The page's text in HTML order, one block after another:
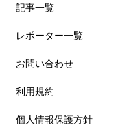
記事一覧
レポーター一覧
お問い合わせ
利用規約
個人情報保護方針